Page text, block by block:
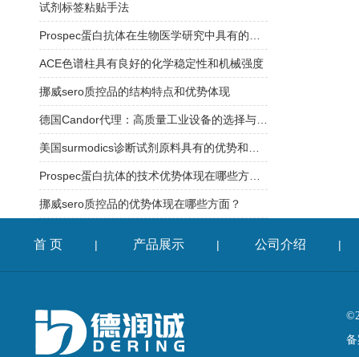
试剂标签粘贴手法
ACE色谱柱具有良好的化学稳定性和机械强度
挪威sero质控品的结构特点和优势体现
挪威sero质控品的优势体现在哪些方面？
首 页 | 产品展示 | 公司介绍 |
备